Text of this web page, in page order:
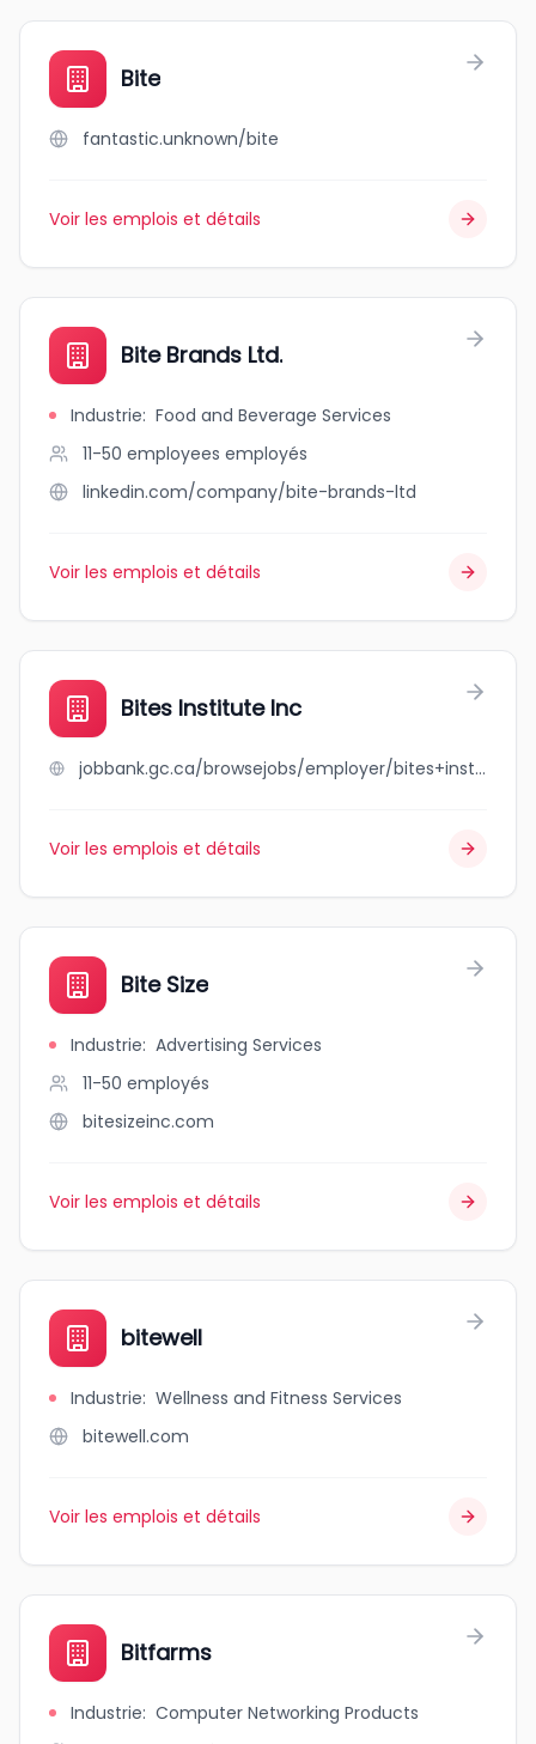
Bite
fantastic.unknown/bite
Voir les emplois et détails
Bite Brands Ltd.
Industrie: Food and Beverage Services
11-50 employees employés
linkedin.com/company/bite-brands-ltd
Voir les emplois et détails
Bites Institute Inc
jobbank.gc.ca/browsejobs/employer/bites+institute+inc/ca
Voir les emplois et détails
Bite Size
Industrie: Advertising Services
11-50 employés
bitesizeinc.com
Voir les emplois et détails
bitewell
Industrie: Wellness and Fitness Services
bitewell.com
Voir les emplois et détails
Bitfarms
Industrie: Computer Networking Products